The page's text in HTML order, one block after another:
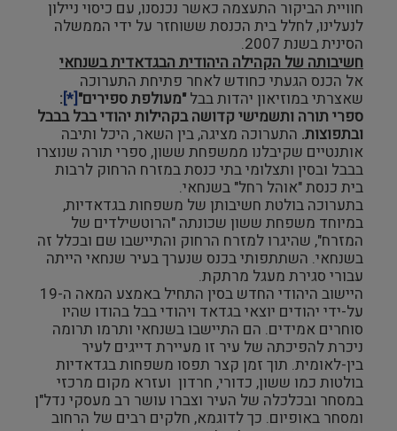
חוויית הביקור התעצמה כאשר נכנסנו, עם כיסוי ניילון
לנעלינו, לחלל בית הכנסת ששוחזר על ידי הממשלה
הסינית בשנת 2007.
חשיבותה של הקהילה היהודית הבגדאדית בשנחאי
אל הכנס הגעתי כחודש לאחר פתיחת התערוכה
שאצרתי במוזיאון יהדות בבל"מעולפת ספירים"[*]
:
ספרי תורה ותשמישי קדושה בקהילות יהודי בבל בבבל
ובתפוצות. התערוכה מציגה, בין השאר, היכל ותיבה
אותנטיים שקיבלנו ממשפחת ששון, ספרי תורה שנוצרו
בבבל ובסין ותצלומי בתי כנסת במזרח הרחוק לרבות
בית כנסת "אוהל רחל" בשנחאי.
בתערוכה בולטת חשיבותן של משפחות בגדאדיות,
במיוחד משפחת ששון שכונתה "הרוטשילדים של
המזרח", שהיגרו למזרח הרחוק והתיישבו שם ובכלל זה
בשנחאי. השתתפותי בכנס שנערך בעיר שנחאי הייתה
עבורי סגירת מעגל מרתקת.
היישוב היהודי החדש בסין התחיל באמצע המאה ה-19
על-ידי יהודים יוצאי בגדאד ויהודי בבל בהודו שהיו
סוחרים אמידים. הם התיישבו בשנחאי ותרמו תרומה
ניכרת להפיכתה של עיר זו מעיירת דייגים לעיר
בין-לאומית. תוך זמן קצר תפסו משפחות בגדאדיות
בולטות כמו ששון, כדורי, חרדון ועזרא מקום מרכזי
במסחר ובכלכלה של העיר וצברו עושר רב מעסקי נדל"ן
ומסחר באופיום. כך לדוגמא, חלקים רבים של הרחוב